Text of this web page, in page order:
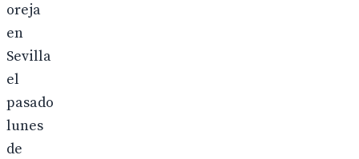
oreja
en
Sevilla
el
pasado
lunes
de